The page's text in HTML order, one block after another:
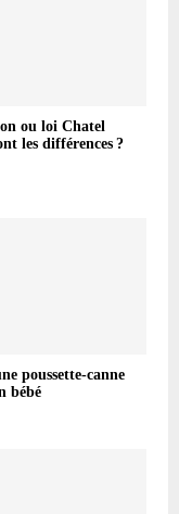
ou loi Chatel
les différences ?
poussette-canne
bébé